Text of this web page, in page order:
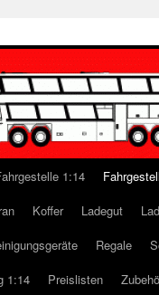
1:14
Koffer Ladegut
Regale
1:14 Preislisten